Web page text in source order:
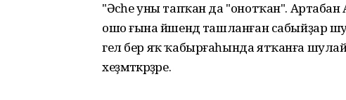
"Әсәһе уны тапҡан да "онотҡан". Артабан
ошо ғына йәшендә ташланған сабыйҙар
гел бер яҡ ҡабырғаһында ятҡанға
хеҙмәткәрҙәре.